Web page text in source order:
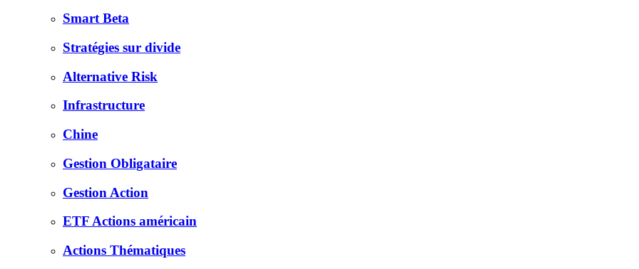
Smart Beta
Stratégies sur divide
Alternative Risk
Infrastructure
Chine
Gestion Obligataire
Gestion Action
ETF Actions américain
Actions Thématiques